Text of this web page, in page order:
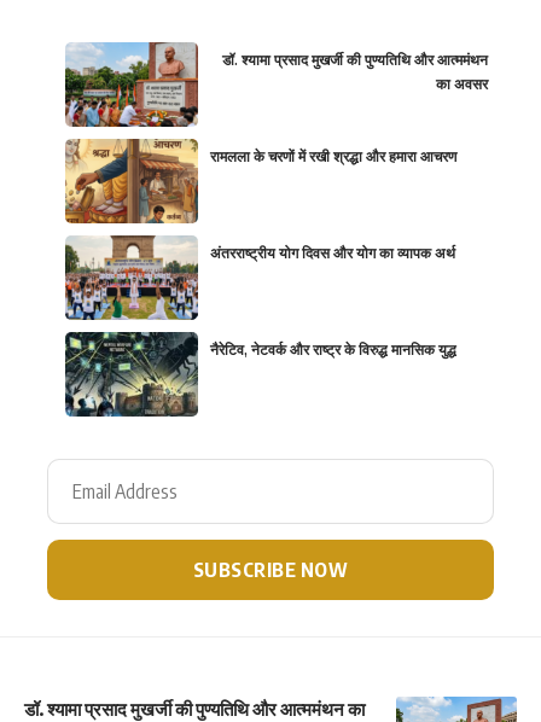
डॉ. श्यामा प्रसाद मुखर्जी की पुण्यतिथि और आत्ममंथन
का अवसर
रामलला के चरणों में रखी श्रद्धा और हमारा आचरण
अंतरराष्ट्रीय योग दिवस और योग का व्यापक अर्थ
नैरेटिव, नेटवर्क और राष्ट्र के विरुद्ध मानसिक युद्ध
डॉ. श्यामा प्रसाद मुखर्जी की पुण्यतिथि और आत्ममंथन का